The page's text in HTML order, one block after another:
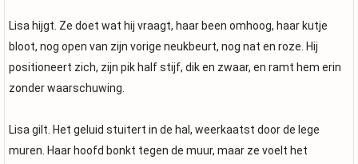
Lisa hijgt. Ze doet wat hij vraagt, haar been omhoog, haar kutje
bloot, nog open van zijn vorige neukbeurt, nog nat en roze. Hij
positioneert zich, zijn pik half stijf, dik en zwaar, en ramt hem erin
zonder waarschuwing.
Lisa gilt. Het geluid stuitert in de hal, weerkaatst door de lege
muren. Haar hoofd bonkt tegen de muur, maar ze voelt het